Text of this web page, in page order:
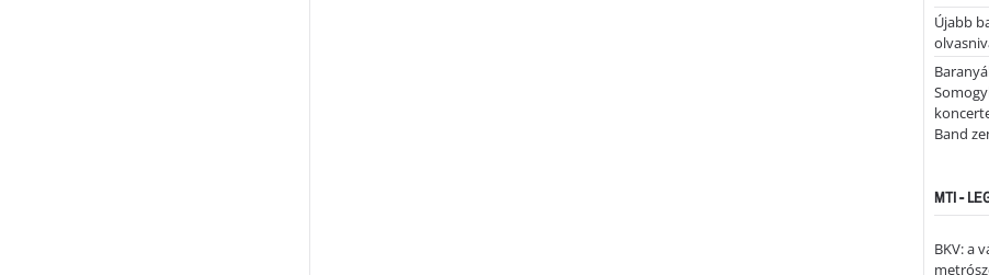
Újabb
Band
MTI -
BKV: a